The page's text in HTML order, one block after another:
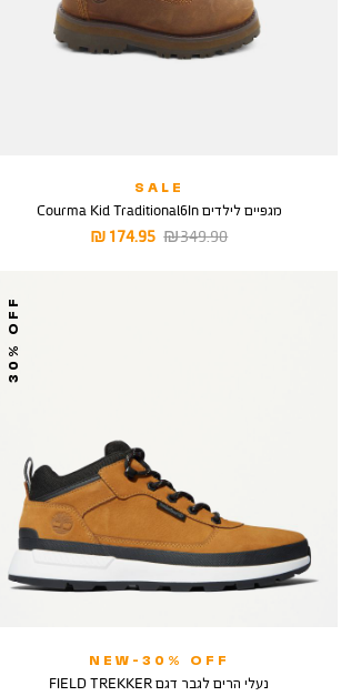
SALE
מגפיים לילדים Courma Kid Traditional6In
מחיר
174.95 ₪
מחיר
349.90 ₪
30% OFF
NEW-30% OFF
נעלי הרים לגבר דגם FIELD TREKKER